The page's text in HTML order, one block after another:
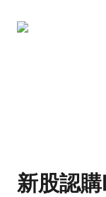
高達
新股認